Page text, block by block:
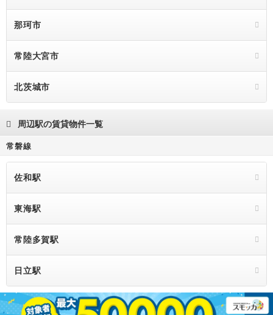
那珂市
常陸大宮市
北茨城市
周辺駅の賃貸物件一覧
常磐線
佐和駅
東海駅
常陸多賀駅
日立駅